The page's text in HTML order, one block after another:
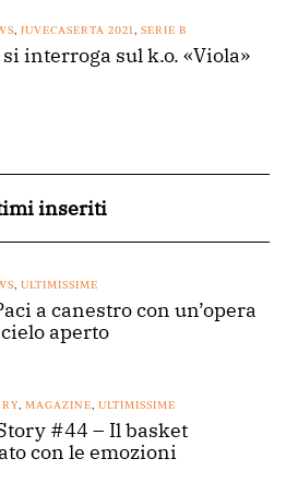
, JUVECASERTA 2021, SERIE B
interroga sul k.o. «Viola»
inseriti
, ULTIMISSIME
a canestro con un’opera
cielo aperto
, MAGAZINE, ULTIMISSIME
#44 – Il basket
con le emozioni